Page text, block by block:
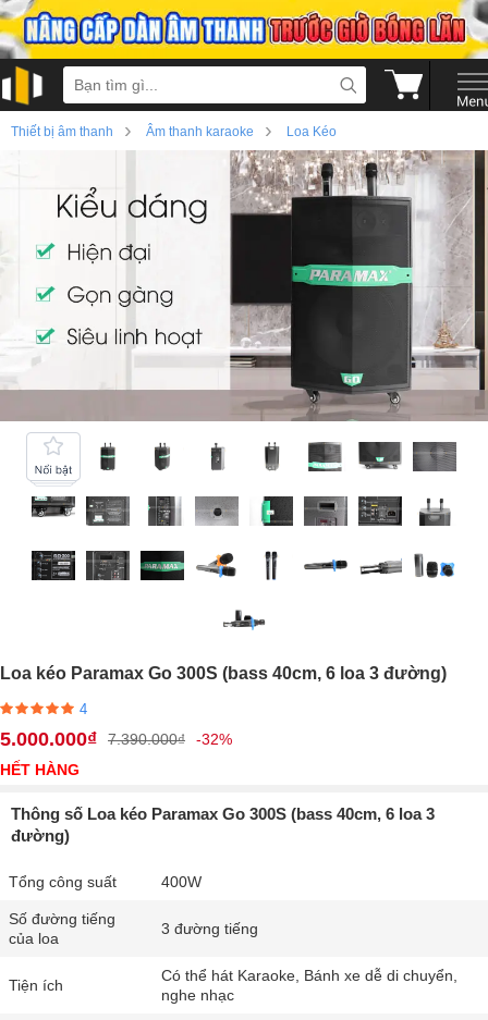
Thiết bị âm thanh › Âm thanh karaoke › Loa Kéo
Loa kéo Paramax Go 300S (bass 40cm, 6 loa 3 đường)
4
5.000.000₫ 7.390.000₫
-32%
HẾT HÀNG
Thông số Loa kéo Paramax Go 300S (bass 40cm, 6 loa 3
đường)
Tổng công suất 400W
Số đường tiếng
của loa
3 đường tiếng
Tiện ích
Có thể hát Karaoke, Bánh xe dễ di chuyển,
nghe nhạc